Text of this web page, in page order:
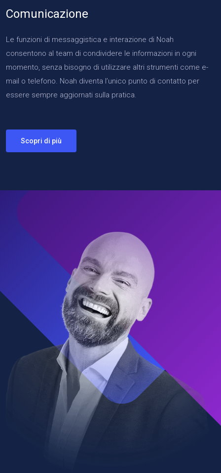
Comunicazione
Le funzioni di messaggistica e interazione di Noah
consentono al team di condividere le informazioni in ogni
momento, senza bisogno di utilizzare altri strumenti come e-
mail o telefono. Noah diventa l’unico punto di contatto per
essere sempre aggiornati sulla pratica.
Scopri di più